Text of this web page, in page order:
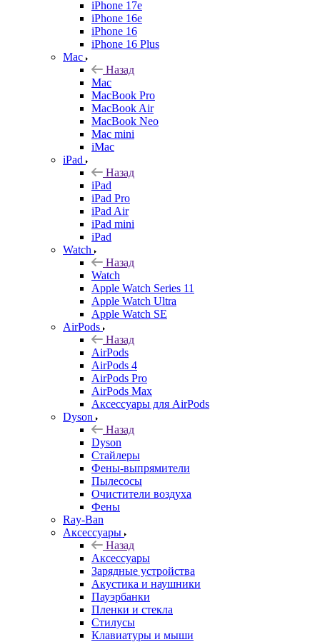
iPhone 17e
iPhone 16e
iPhone 16
iPhone 16 Plus
Mac
Назад
Mac
MacBook Pro
MacBook Air
MacBook Neo
Mac mini
iMac
iPad
Назад
iPad
iPad Pro
iPad Air
iPad mini
iPad
Watch
Назад
Watch
Apple Watch Series 11
Apple Watch Ultra
Apple Watch SE
AirPods
Назад
AirPods
AirPods 4
AirPods Pro
AirPods Max
Аксессуары для AirPods
Dyson
Назад
Dyson
Стайлеры
Фены-выпрямители
Пылесосы
Очистители воздуха
Фены
Ray-Ban
Аксессуары
Назад
Аксессуары
Зарядные устройства
Акустика и наушники
Пауэрбанки
Пленки и стекла
Стилусы
Клавиатуры и мыши